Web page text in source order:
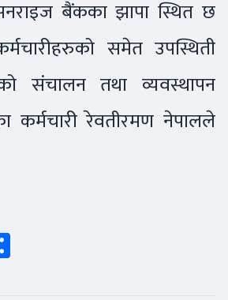
बैंकका झापा स्थित छ
समेत उपस्थिती
संचालन तथा व्यवस्थापन
कर्मचारी रेवतीरमण नेपालले